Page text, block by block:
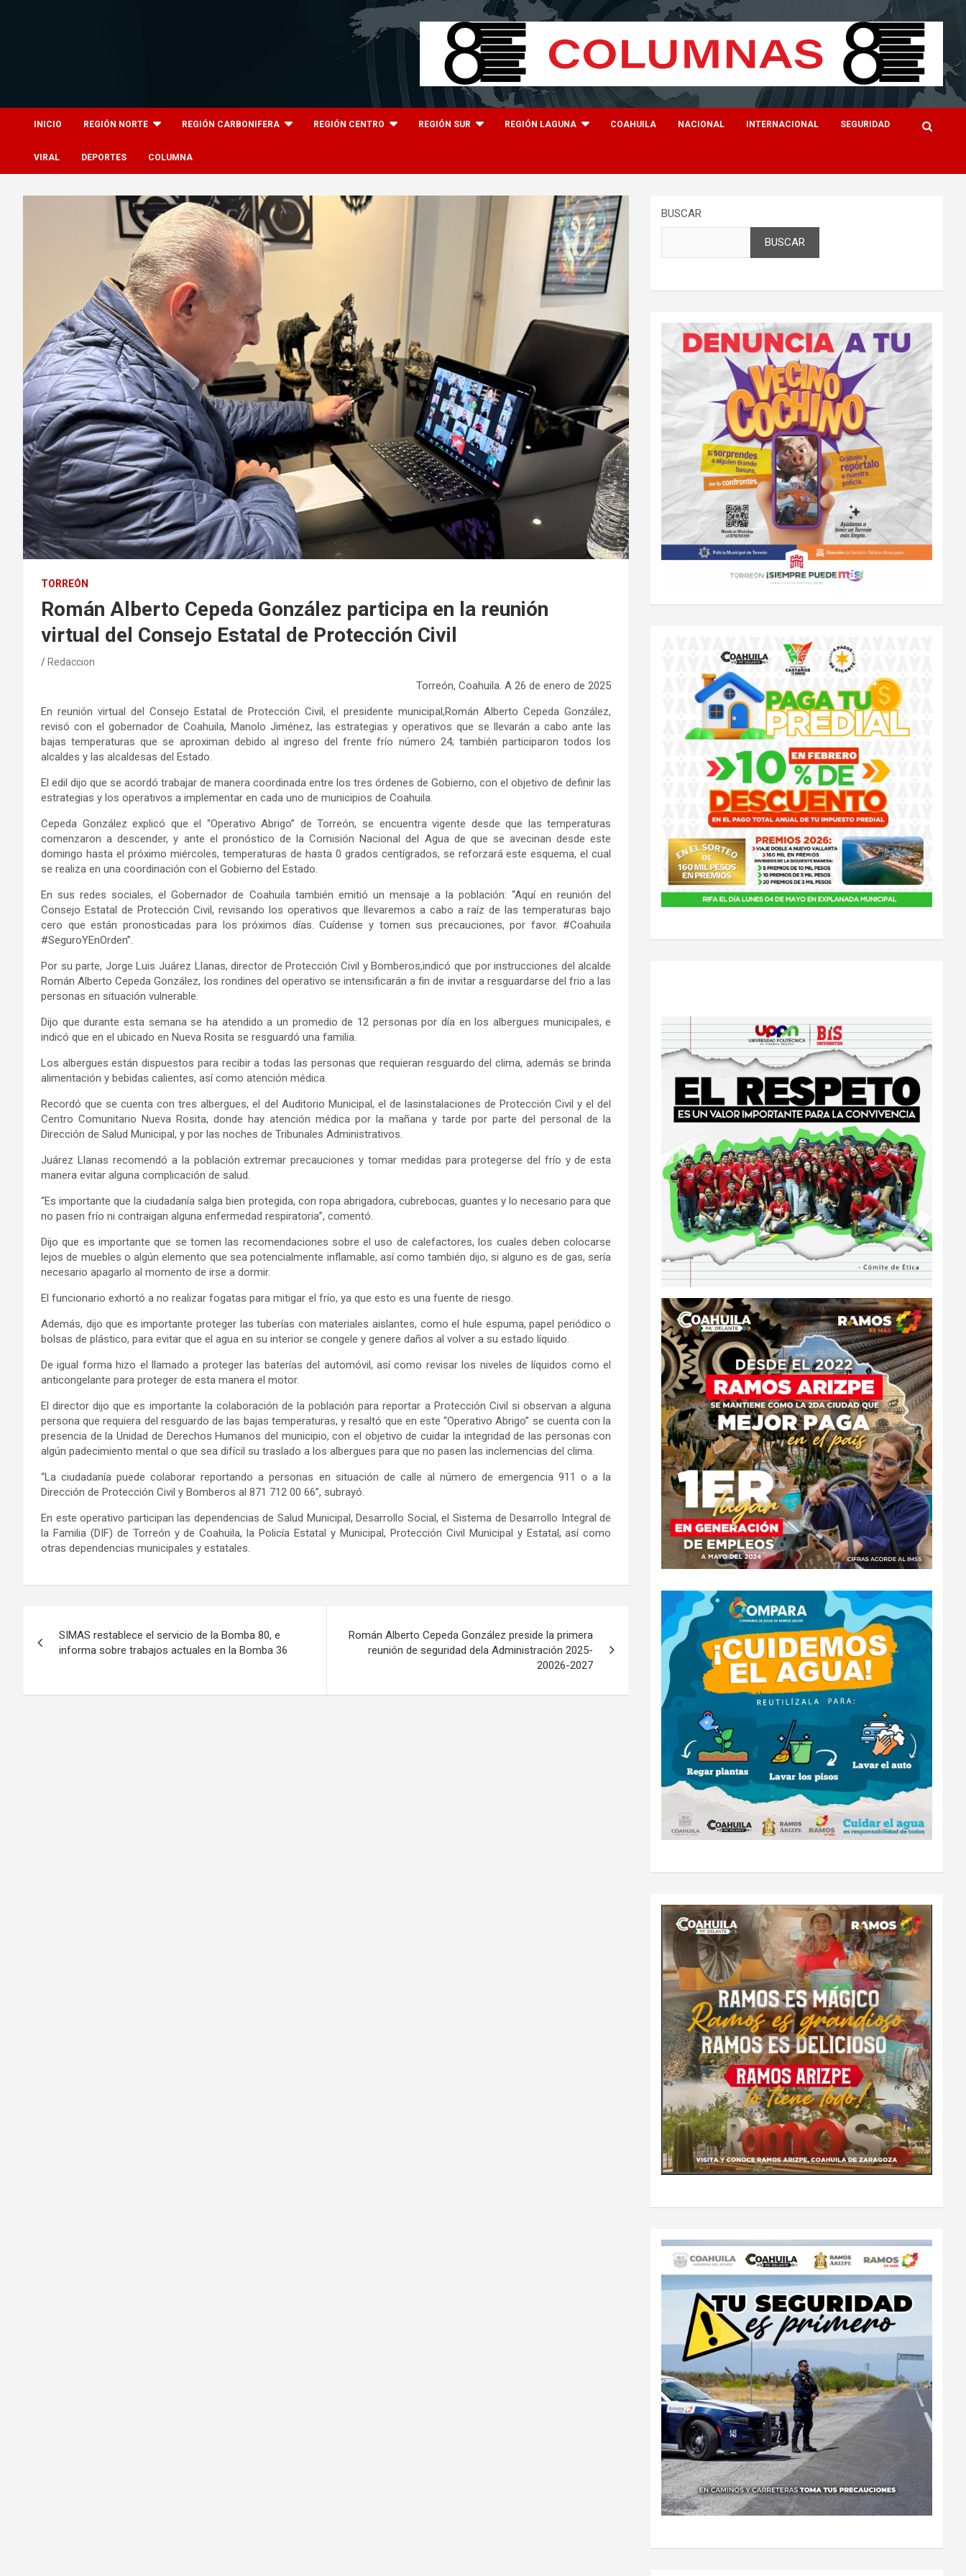
INICIO REGIÓN NORTE REGIÓN CARBONIFERA REGIÓN CENTRO REGIÓN SUR REGIÓN LAGUNA COAHUILA NACIONAL INTERNACIONAL SEGURIDAD
VIRAL DEPORTES COLUMNA
TORREÓN
Román Alberto Cepeda González participa en la reunión
virtual del Consejo Estatal de Protección Civil
Redaccion
Torreón, Coahuila. A 26de enero de 2025
En reunión virtual del Consejo Estatal de Protección Civil, elpresidentemunicipal,Román Alberto Cepeda González,
revisócon el gobernador de Coahuila, Manolo Jiménez,las estrategias y operativos que se llevarán a cabo ante las
bajas temperaturas que se aproximan debido al ingreso del frente frío número 24; también participarontodos los
alcaldes y las alcaldesas del Estado.
El edil dijo que se acordó trabajar de manera coordinada entre los tres órdenes de Gobierno, con el objetivo de definir las
estrategias y los operativos a implementar en cada uno de municipios de Coahuila.
Cepeda Gonzálezexplicó que el “Operativo Abrigo” de Torreón, se encuentra vigente desde que las temperaturas
comenzaron a descender, y ante el pronóstico de la Comisión Nacional del Aguade que se avecinan desdeeste
domingo hasta el próximo miércoles, temperaturas de hasta0 grados centígrados, se reforzará este esquema, el cual
se realiza en una coordinación con el Gobierno del Estado.
En sus redes sociales, el Gobernador de Coahuila también emitió un mensaje a la población: “Aquí en reunión del
Consejo Estatal de Protección Civil, revisando los operativos que llevaremos a cabo a raíz de las temperaturas bajo
cero que están pronosticadas para los próximos días. Cuídense y tomen sus precauciones, por favor. #Coahuila
#SeguroYEnOrden”.
Por su parte, Jorge Luis Juárez Llanas,director deProtección Civil y Bomberos,indicó que por instrucciones del alcalde
Román Alberto Cepeda González, los rondines del operativo se intensificarán a fin de invitar a resguardarse del frio a las
personas en situación vulnerable.
Dijo que durante esta semana se ha atendido a un promedio de 12 personas por día en los albergues municipales, e
indicó que en el ubicado en Nueva Rosita se resguardó una familia.
Los albergues están dispuestos para recibir a todas las personas que requieran resguardo delclima, además se brinda
alimentación y bebidas calientes, así como atención médica.
Recordó que se cuenta con tres albergues, el del Auditorio Municipal, el de lasinstalaciones deProtección Civil y el del
Centro Comunitario Nueva Rosita, dondehay atención médica por la mañana y tardepor parte del personal de la
Dirección de Salud Municipal, y por las noches de Tribunales Administrativos.
Juárez Llanas recomendó a la población extremar precauciones y tomar medidas para protegerse del frío y de esta
manera evitar alguna complicación de salud.
“Es importante que la ciudadanía salga bien protegida, con ropa abrigadora, cubrebocas, guantes y lo necesario para que
no pasen frío ni contraigan alguna enfermedad respiratoria”, comentó.
Dijo que es importante que se tomen las recomendaciones sobre el uso de calefactores, los cuales deben colocarse
lejos de muebles o algún elemento que sea potencialmente inflamable, así como también dijo, si alguno es de gas, sería
necesario apagarlo al momento de irse a dormir.
El funcionario exhortó a no realizar fogatas para mitigar el frío, ya que esto es una fuente de riesgo.
Además, dijo que es importante proteger las tuberías con materiales aislantes, como el hule espuma, papel periódico o
bolsas de plástico, para evitar que el agua en su interior se congele y genere daños al volver a su estado líquido.
De igual forma hizo el llamado a proteger las baterías del automóvil, así como revisar los niveles de líquidos como el
anticongelante para proteger de esta manera el motor.
El director dijoque es importante la colaboración de la poblaciónpara reportar a Protección Civil si observan a alguna
persona que requiera del resguardo de las bajas temperaturas, y resaltó que en este “Operativo Abrigo” se cuenta con la
presencia de la Unidad de Derechos Humanos del municipio, con el objetivo de cuidar la integridad de las personas con
algún padecimiento mental o que sea difícil su traslado a los albergues para que no pasen las inclemencias del clima.
“La ciudadanía puede colaborar reportando a personas en situación de calle al número de emergencia 911 o a la
Dirección de Protección Civil y Bomberos al 871 712 00 66”, subrayó.
En este operativo participan las dependencias de Salud Municipal, Desarrollo Social, el Sistema de Desarrollo Integral de
la Familia (DIF) de Torreón y de Coahuila, la Policía Estatal y Municipal, Protección Civil Municipal y Estatal, así como
otras dependencias municipales y estatales.
de
SIMAS restablece el servicio de la Bomba 80, e
informa sobre trabajos actuales en la Bomba 36
Román Alberto Cepeda González preside la primera
reunión de seguridad dela Administración 2025-
20026-2027
BUSCAR
BUSCAR